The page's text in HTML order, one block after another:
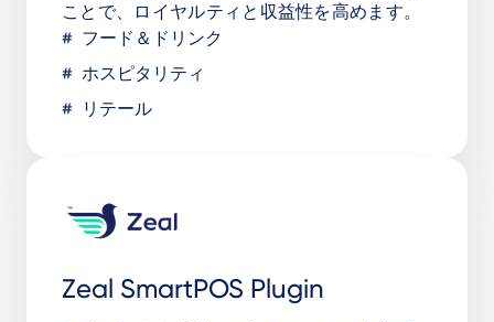
ことで、ロイヤルティと収益性を高めます。
フード＆ドリンク
ホスピタリティ
リテール
Zeal SmartPOS Plugin